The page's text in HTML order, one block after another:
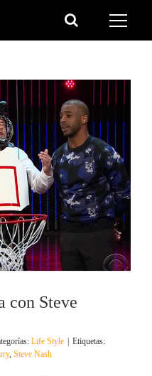
con Steve
Life Style
Etiquetas:
, Steve Nash